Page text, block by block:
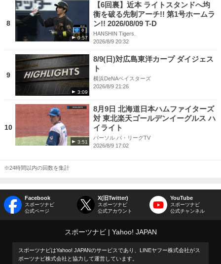
8
0:57
【6回裏】近本 ライトスタンドへ均
衡を破る先制アーチ!! 第1号ホームラ
ン!! 2026/08/09 T-D
HANSHIN Tigers.
2026/8/9 20:32
9
3:09
8/9(日)対広島東洋カープ ダイジェス
ト
横浜DeNAベイスターズ
2026/8/9 21:26
10
3:51
8月9日 北海道日本ハムファイターズ
対 東北楽天ゴールデンイーグルス ハ
イライト
パーソル パ・リーグTV
2026/8/9 17:02
※24時間以内の回数を集計
Facebook
スポーツナビ
公式ページ
X(旧Twitter)
スポーツナビ
公式アカウント
YouTube
スポーツナビ
公式チャンネル
スポーツナビ Yahoo! JAPAN
スポーツナビはYahoo! JAPANのサービスであり、LINEヤフー株式会社がス
ポーツナビ株式会社と協力して運営しています。